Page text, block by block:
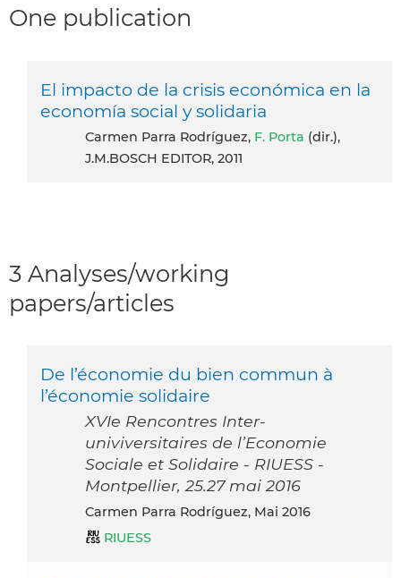
One publication
El impacto de la crisis económica en la
economía social y solidaria
Carmen Parra Rodríguez, F. Porta (dir.),
J.M.BOSCH EDITOR, 2011
3 Analyses/working
papers/articles
De l’économie du bien commun à
l’économie solidaire
XVIe Rencontres Inter-
univiversitaires de l’Economie
Sociale et Solidaire - RIUESS -
Montpellier, 25.27 mai 2016
Carmen Parra Rodríguez, Mai 2016
RIUESS